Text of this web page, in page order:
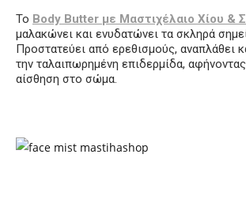
Το Body Butter με Μαστιχέλαιο Χίου &
μαλακώνει και ενυδατώνει τα σκληρά
Προστατεύει από ερεθισμούς, αναπλάθει
την ταλαιπωρημένη επιδερμίδα,
αίσθηση στο σώμα.